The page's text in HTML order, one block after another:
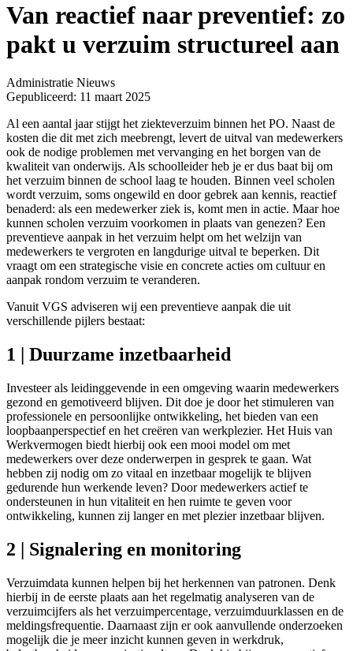
Van reactief naar preventief: zo
pakt u verzuim structureel aan
Administratie Nieuws
Gepubliceerd: 11 maart 2025
Al een aantal jaar stijgt het ziekteverzuim binnen het PO. Naast de
kosten die dit met zich meebrengt, levert de uitval van medewerkers
ook de nodige problemen met vervanging en het borgen van de
kwaliteit van onderwijs. Als schoolleider heb je er dus baat bij om
het verzuim binnen de school laag te houden. Binnen veel scholen
wordt verzuim, soms ongewild en door gebrek aan kennis, reactief
benaderd: als een medewerker ziek is, komt men in actie. Maar hoe
kunnen scholen verzuim voorkomen in plaats van genezen? Een
preventieve aanpak in het verzuim helpt om het welzijn van
medewerkers te vergroten en langdurige uitval te beperken. Dit
vraagt om een strategische visie en concrete acties om cultuur en
aanpak rondom verzuim te veranderen.
Vanuit VGS adviseren wij een preventieve aanpak die uit
verschillende pijlers bestaat:
1 | Duurzame inzetbaarheid
Investeer als leidinggevende in een omgeving waarin medewerkers
gezond en gemotiveerd blijven. Dit doe je door het stimuleren van
professionele en persoonlijke ontwikkeling, het bieden van een
loopbaanperspectief en het creëren van werkplezier. Het Huis van
Werkvermogen biedt hierbij ook een mooi model om met
medewerkers over deze onderwerpen in gesprek te gaan. Wat
hebben zij nodig om zo vitaal en inzetbaar mogelijk te blijven
gedurende hun werkende leven? Door medewerkers actief te
ondersteunen in hun vitaliteit en hen ruimte te geven voor
ontwikkeling, kunnen zij langer en met plezier inzetbaar blijven.
2 | Signalering en monitoring
Verzuimdata kunnen helpen bij het herkennen van patronen. Denk
hierbij in de eerste plaats aan het regelmatig analyseren van de
verzuimcijfers als het verzuimpercentage, verzuimduurklassen en de
meldingsfrequentie. Daarnaast zijn er ook aanvullende onderzoeken
mogelijk die je meer inzicht kunnen geven in werkdruk,